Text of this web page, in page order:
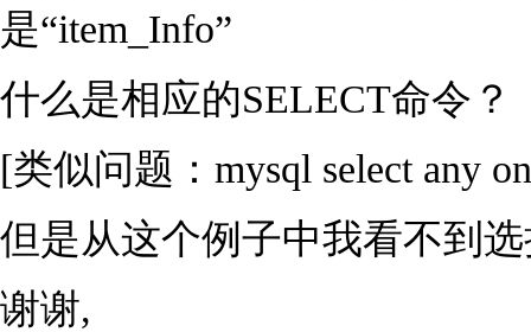
是“item_Info”
什么是相应的SELECT命令？
[类似问题：mysql select any
但是从这个例子中我看不到选
谢谢,